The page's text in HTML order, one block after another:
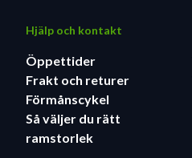
Hjälp och kontakt
Öppettider
Frakt och returer
Förmånscykel
Så väljer du rätt
ramstorlek